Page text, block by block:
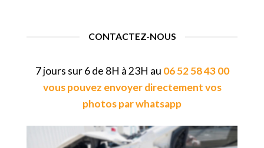
CONTACTEZ-NOUS
7 jours sur 6 de 8H à 23H au 06 52 58 43 00
vous pouvez envoyer directement vos
photos par whatsapp